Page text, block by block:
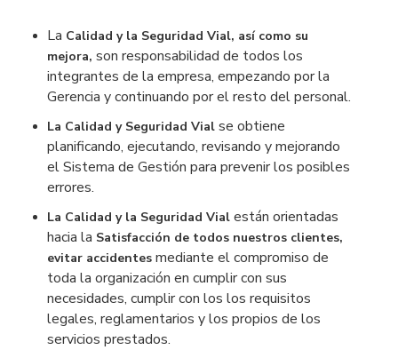
La Calidad y la Seguridad Vial, así como su
mejora, son responsabilidad de todos los
integrantes de la empresa, empezando por la
Gerencia y continuando por el resto del personal.
La Calidad y Seguridad Vial se obtiene
planificando, ejecutando, revisando y mejorando
el Sistema de Gestión para prevenir los posibles
errores.
La Calidad y la Seguridad Vial están orientadas
hacia la Satisfacción de todos nuestros clientes,
evitar accidentes mediante el compromiso de
toda la organización en cumplir con sus
necesidades, cumplir con los los requisitos
legales, reglamentarios y los propios de los
servicios prestados.